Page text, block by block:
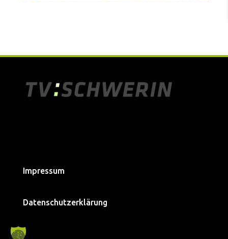
Impressum
Datenschutzerklärung